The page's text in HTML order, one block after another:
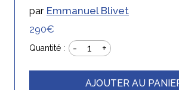
par Emmanuel Blivet
290€
Quantité : - 1 +
AJOUTER AU